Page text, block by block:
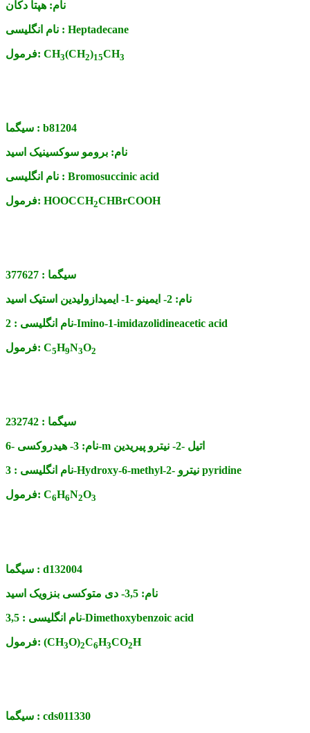
نام: هپتا دکان
نام انگلیسی : Heptadecane
فرمول: CH3(CH2)15CH3
سیگما : b81204
نام: برومو سوکسینیک اسید
نام انگلیسی : Bromosuccinic acid
فرمول: HOOCCH2CHBrCOOH
سیگما : 377627
نام: 2- ایمینو -1- ایمیدازولیدین استیک اسید
نام انگلیسی :2-Imino-1-imidazolidineacetic acid
فرمول: C5H9N3O2
سیگما : 232742
نام: 3- هیدروکسی -6-m اتیل -2- نیترو پیریدین
نام انگلیسی : 3-Hydroxy-6-methyl-2- نیترو pyridine
فرمول: C6H6N2O3
سیگما : d132004
نام: 3,5- دی متوکسی بنزویک اسید
نام انگلیسی :3,5-Dimethoxybenzoic acid
فرمول: (CH3O)2C6H3CO2H
سیگما : cds011330